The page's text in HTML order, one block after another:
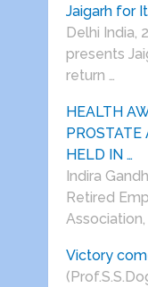
Jaigarh for
Delhi India,
presents
return …
HEALTH
PROSTATE
HELD IN …
Indira
Retired
Association,
Victory